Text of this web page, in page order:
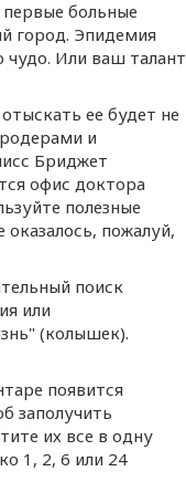
больные
город. Эпидемия
чудо. Или ваш талант
ее будет не
и
Бриджет
офис доктора
полезные
пожалуй,
поиск
или
(колышек).
появится
заполучить
их все в одну
1, 2, 6 или 24